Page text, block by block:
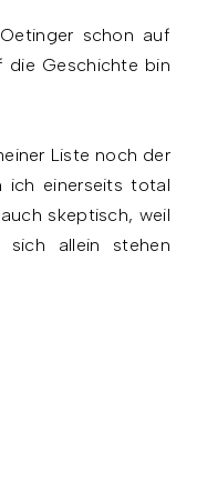
schon auf
die Geschichte bin
Liste noch der
ich einerseits total
skeptisch, weil
allein stehen